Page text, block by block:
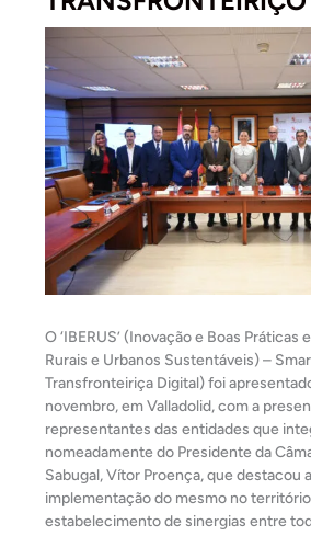
O ‘IBERUS’ (Inovação e Boas Práticas
Rurais e Urbanos Sustentáveis) –
Transfronteiriça Digital) foi
novembro, em Valladolid, com a
representantes das entidades que
nomeadamente do Presidente da
Sabugal, Vítor Proença, que destacou
implementação do mesmo no
estabelecimento de sinergias entre